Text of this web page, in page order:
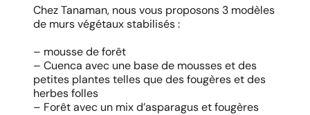
Chez Tanaman, nous vous proposons 3 modèles
de murs végétaux stabilisés :
– mousse de forêt
– Cuenca avec une base de mousses et des
petites plantes telles que des fougères et des
herbes folles
– Forêt avec un mix d’asparagus et fougères